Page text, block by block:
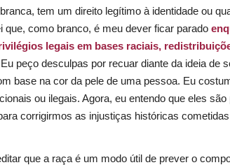
tem um direito legítimo à identidade ou
que, como branco, é meu dever ficar parado
legais em bases raciais,
peço desculpas por recuar diante da ideia de
base na cor da pele de uma pessoa. Eu
ou ilegais. Agora, eu entendo que eles são
corrigirmos as injustiças históricas
que a raça é um modo útil de prever o